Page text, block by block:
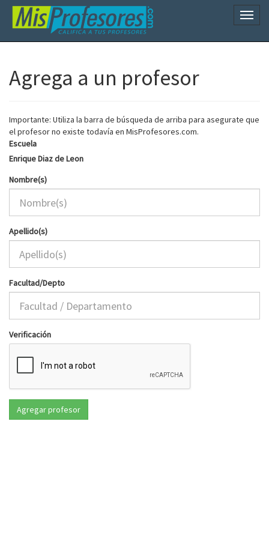
Agrega a un profesor
Importante: Utiliza la barra de búsqueda de arriba para asegurate que
el profesor no existe todavía en MisProfesores.com.
Escuela
Enrique Diaz de Leon
Nombre(s)
Apellido(s)
Facultad/Depto
Verificación